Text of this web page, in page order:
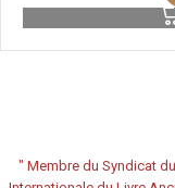
" Membre du Syndicat